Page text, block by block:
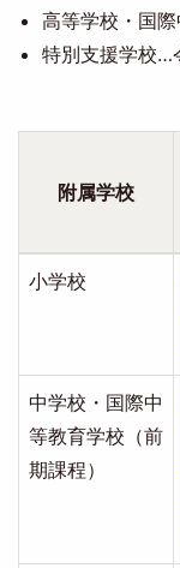
高等学校・国
特別支援学校…
附属学校
小学校
中学校・国際中
等教育学校（前
期課程）